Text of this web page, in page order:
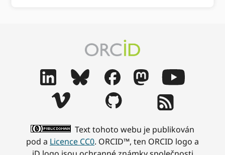
Text tohoto webu je publikován
pod a Licence CC0. ORCID™, ten ORCID logo a